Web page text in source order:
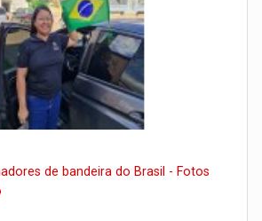
de bandeira do Brasil - Fotos